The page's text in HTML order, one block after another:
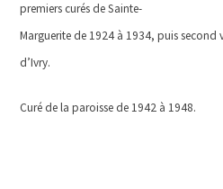
premiers curés de Sainte-
Marguerite de 1924 à 1934, puis second
d’Ivry.
Curé de la paroisse de 1942 à 1948.